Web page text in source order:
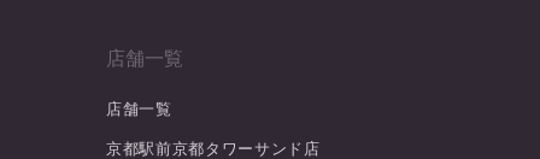
店舗一覧
店舗一覧
京都駅前京都タワーサンド店